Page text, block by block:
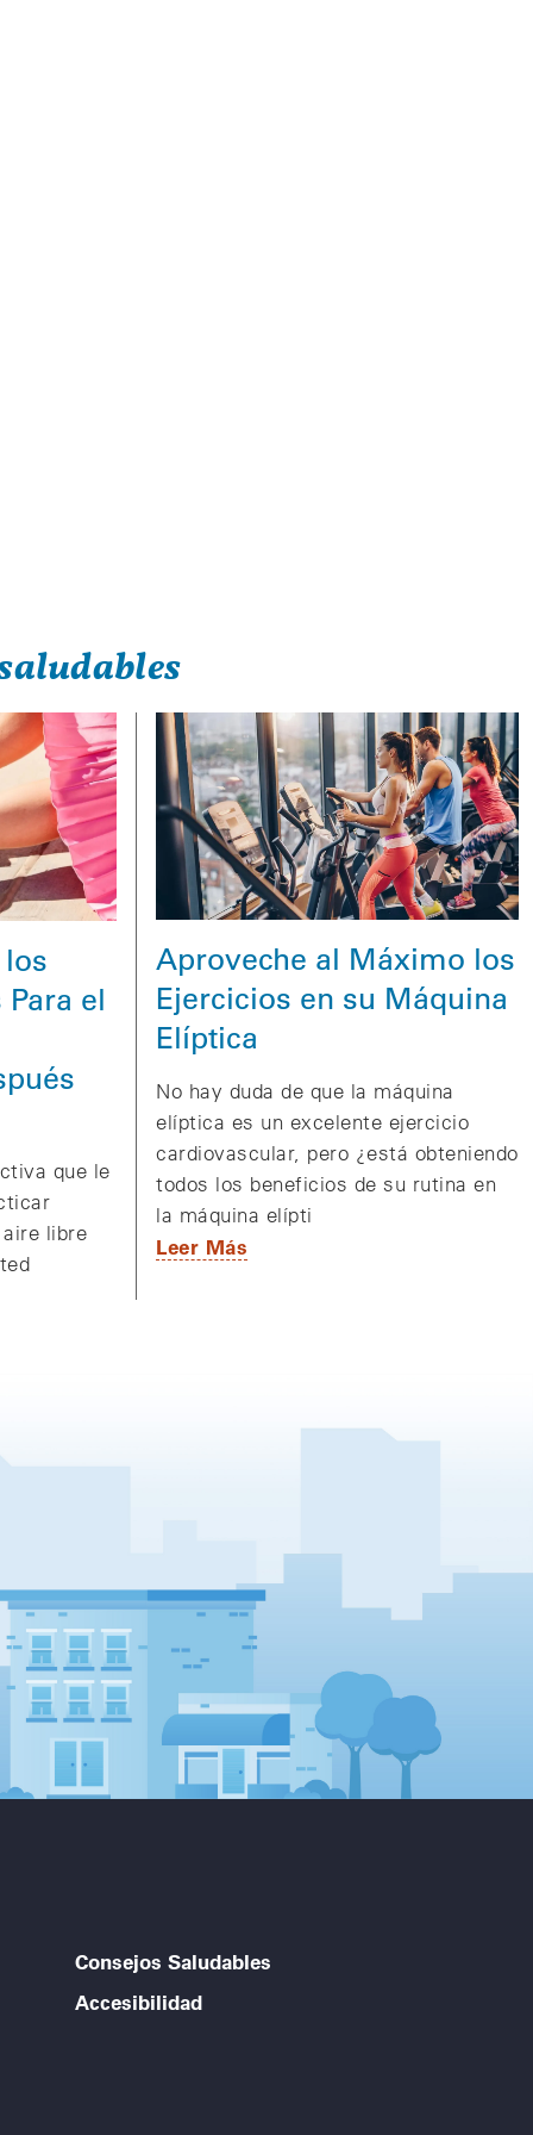
el
que le
libre
Aproveche al Máximo los
Ejercicios en su Máquina
Elíptica
No hay duda de que la máquina
elíptica es un excelente ejercicio
cardiovascular, pero ¿está obteniendo
todos los beneficios de su rutina en
la máquina elípti
Leer Más
Consejos Saludables
Accesibilidad